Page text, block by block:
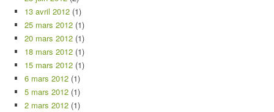
13 avril 2012 (1)
25 mars 2012 (1)
20 mars 2012 (1)
18 mars 2012 (1)
15 mars 2012 (1)
6 mars 2012 (1)
5 mars 2012 (1)
2 mars 2012 (1)